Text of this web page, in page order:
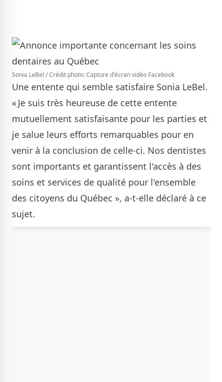
Sonia LeBel / Crédit photo: Capture d'écran vidéo Facebook
Une entente qui semble satisfaire Sonia LeBel.
« Je suis très heureuse de cette entente
mutuellement satisfaisante pour les parties et
je salue leurs efforts remarquables pour en
venir à la conclusion de celle-ci. Nos dentistes
sont importants et garantissent l'accès à des
soins et services de qualité pour l'ensemble
des citoyens du Québec », a-t-elle déclaré à ce
sujet.